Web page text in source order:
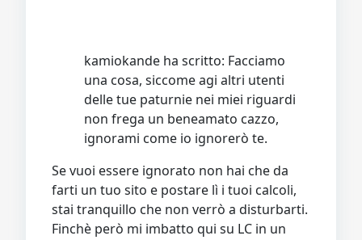
kamiokande ha scritto: Facciamo
una cosa, siccome agi altri utenti
delle tue paturnie nei miei riguardi
non frega un beneamato cazzo,
ignorami come io ignorerò te.
Se vuoi essere ignorato non hai che da
farti un tuo sito e postare lì i tuoi calcoli,
stai tranquillo che non verrò a disturbarti.
Finchè però mi imbatto qui su LC in un